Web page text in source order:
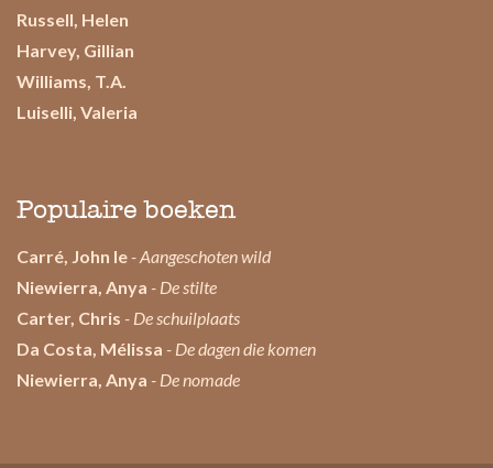
Russell, Helen
Harvey, Gillian
Williams, T.A.
Luiselli, Valeria
Populaire boeken
Carré, John le - Aangeschoten wild
Niewierra, Anya - De stilte
Carter, Chris - De schuilplaats
Da Costa, Mélissa - De dagen die komen
Niewierra, Anya - De nomade